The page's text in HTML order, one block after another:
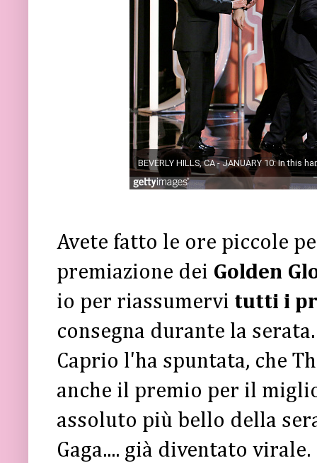
Avete fatto le ore piccole
premiazione dei Golden
io per riassumervi tutti i
consegna durante la
Caprio l'ha spuntata, che
anche il premio per il
assoluto più bello della
Gaga.... già diventato virale.